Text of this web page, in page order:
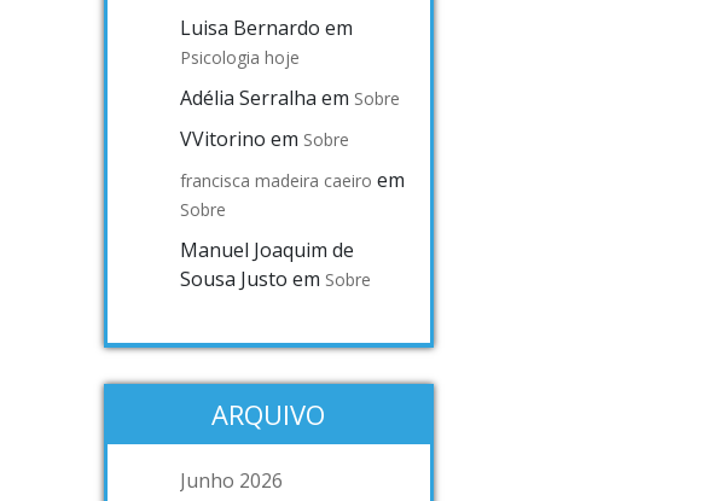
Luisa Bernardo em
Psicologia hoje
Adélia Serralha em Sobre
VVitorino em Sobre
francisca madeira caeiro em
Sobre
Manuel Joaquim de
Sousa Justo em Sobre
ARQUIVO
Junho 2026